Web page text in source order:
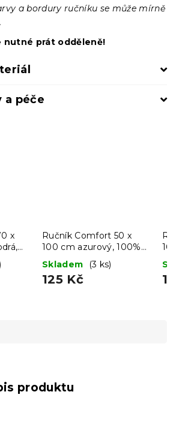
a bordury ručníku se může mírně
nutné prát odděleně!
a péče
x
Ručník Comfort 50 x
100 cm azurový, 100%
bavlna
Skladem (3 ks)
125 Kč
produktu